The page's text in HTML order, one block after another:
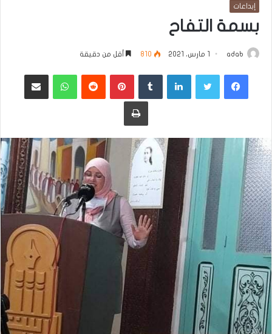
إبداعات
بسمة التفاح
adab 1 مارس، 2021 810 أقل من دقيقة
فيسبوكتويتر لينكدإن ‏Tumblr بينتيريست
‏Reddit واتساب مشاركة عبر البريد
طباعة